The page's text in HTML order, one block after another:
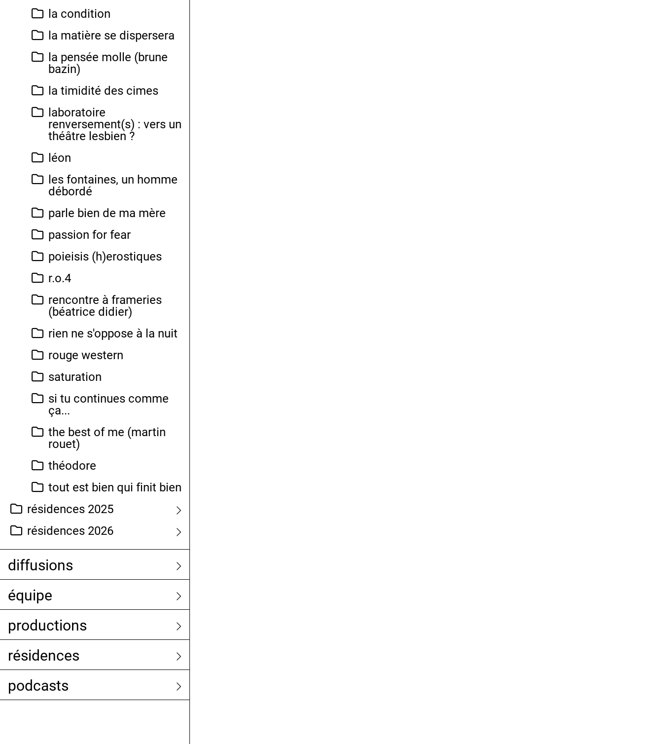
la condition
la matière se dispersera
la pensée molle (brune
bazin)
la timidité des cimes
laboratoire
renversement(s) : vers un
théâtre lesbien ?
léon
les fontaines, un homme
débordé
parle bien de ma mère
passion for fear
poieisis (h)erostiques
r.o.4
rencontre à frameries
(béatrice didier)
rien ne s'oppose à la nuit
rouge western
saturation
si tu continues comme
ça...
the best of me (martin
rouet)
théodore
tout est bien qui finit bien
résidences 2025
résidences 2026
diffusions
équipe
productions
résidences
podcasts